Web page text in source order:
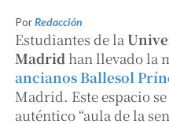
PorRedacción
Estudiantes de la
Madrid han llevado la
ancianos Ballesol
Madrid. Este espacio
auténtico “aula de la